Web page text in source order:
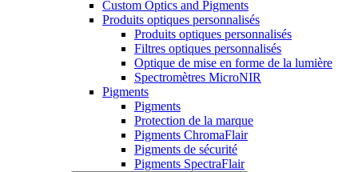
Custom Optics and Pigments
Produits optiques personnalisés
Produits optiques personnalisés
Filtres optiques personnalisés
Optique de mise en forme de la lumière
Spectromètres MicroNIR
Pigments
Pigments
Protection de la marque
Pigments ChromaFlair
Pigments de sécurité
Pigments SpectraFlair